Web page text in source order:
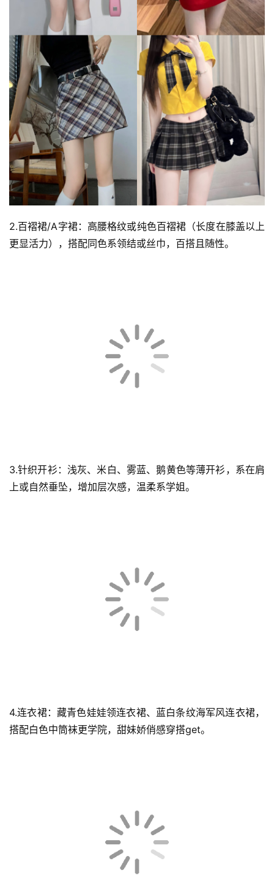
2.百褶裙/A字裙：高腰格纹或纯色百褶裙（长度在膝盖以上
更显活力），搭配同色系领结或丝巾，百搭且随性。
3.针织开衫：浅灰、米白、雾蓝、鹅黄色等薄开衫，系在肩
上或自然垂坠，增加层次感，温柔系学姐。
4.连衣裙：藏青色娃娃领连衣裙、蓝白条纹海军风连衣裙，
搭配白色中筒袜更学院，甜妹娇俏感穿搭get。